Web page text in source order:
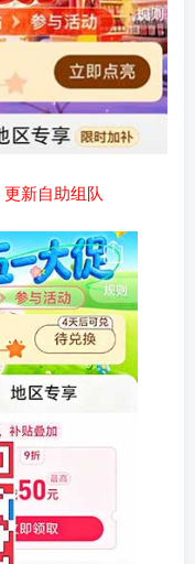
更新自助组队